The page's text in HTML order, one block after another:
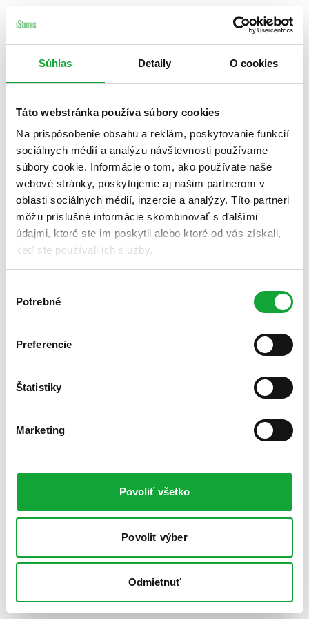
Súhlas Detaily O cookies
Táto webstránka používa súbory cookies
Na prispôsobenie obsahu a reklám, poskytovanie funkcií
sociálnych médií a analýzu návštevnosti používame
súbory cookie. Informácie o tom, ako používate naše
webové stránky, poskytujeme aj našim partnerom v
oblasti sociálnych médií, inzercie a analýzy. Títo partneri
môžu príslušné informácie skombinovať s ďalšími
údajmi, ktoré ste im poskytli alebo ktoré od vás získali,
keď ste používali ich služby.
súhlasu
Potrebné
Preferencie
Štatistiky
Marketing
Povoliť všetko
Povoliť výber
Odmietnuť